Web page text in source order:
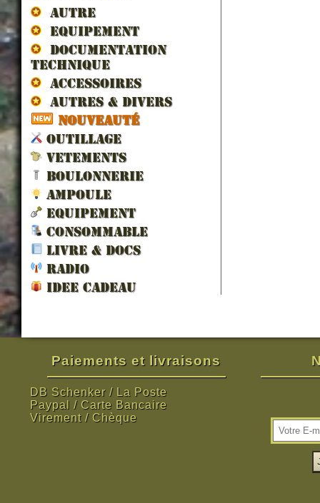
AUTRE
EQUIPEMENT
DOCUMENTATION
TECHNIQUE
ACCESSOIRES
AUTRES & DIVERS
NOUVEAUTÉ
OUTILLAGE
VETEMENTS
BOULONNERIE
AMPOULE
EQUIPEMENT
CONSOMMABLE
LIVRE & DOCS
RADIO
IDEE CADEAU
Paiements et livraisons
DB Schenker / La Poste
Paypal / Carte Bancaire
Virement / Chèque